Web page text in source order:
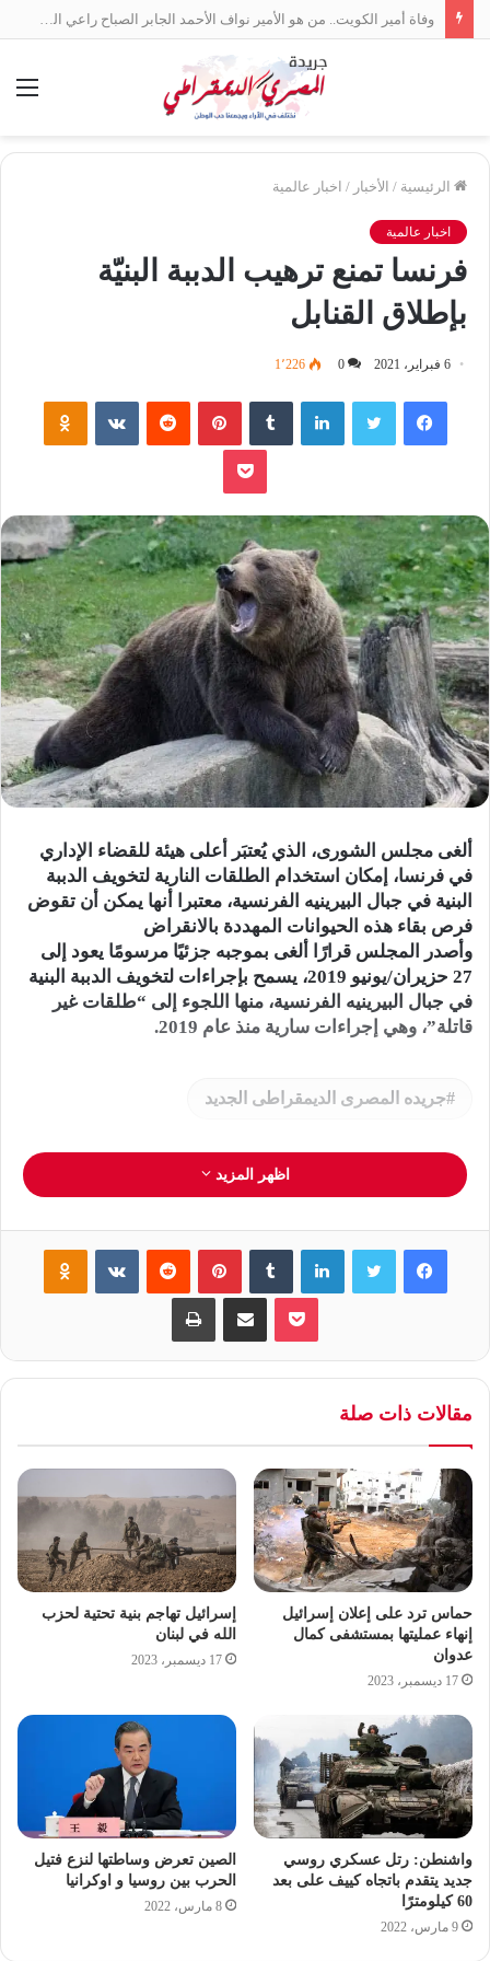
وفاة أمير الكويت.. من هو الأمير نواف الأحمد الجابر الصباح راعي السلام بين العرب؟
الرئيسية / الأخبار / اخبار عالمية
اخبار عالمية
فرنسا تمنع ترهيب الدببة البنيّة
بإطلاق القنابل
6 فبراير، 2021 0 1٬226
فيسبوك تويتر لينكدإن بينتيريست
بوكيت
ألغى مجلس الشورى، الذي يُعتبَر أعلى هيئة للقضاء الإداري
في فرنسا، إمكان استخدام الطلقات النارية لتخويف الدببة
البنية في جبال البيرينيه الفرنسية، معتبرا أنها يمكن أن تقوض
فرص بقاء هذه الحيوانات المهددة بالانقراض
وأصدر المجلس قرارًا ألغى بموجبه جزئيًا مرسومًا يعود إلى
27 حزيران/يونيو 2019، يسمح بإجراءات لتخويف الدببة البنية
في جبال البيرينيه الفرنسية، منها اللجوء إلى “طلقات غير
قاتلة”، وهي إجراءات سارية منذ عام 2019.
جريده المصرى الديمقراطى الجديد
اظهر المزيد
فيسبوك تويتر لينكدإن بينتيريست
بوكيت مشاركة عبر البريد طباعة
مقالات ذات صلة
حماس ترد على إعلان إسرائيل
إنهاء عمليتها بمستشفى كمال
عدوان
17 ديسمبر، 2023
إسرائيل تهاجم بنية تحتية لحزب
الله في لبنان
17 ديسمبر، 2023
واشنطن: رتل عسكري روسي
جديد يتقدم باتجاه كييف على بعد
60 كيلومترًا
9 مارس، 2022
الصين تعرض وساطتها لنزع فتيل
الحرب بين روسيا و اوكرانيا
8 مارس، 2022